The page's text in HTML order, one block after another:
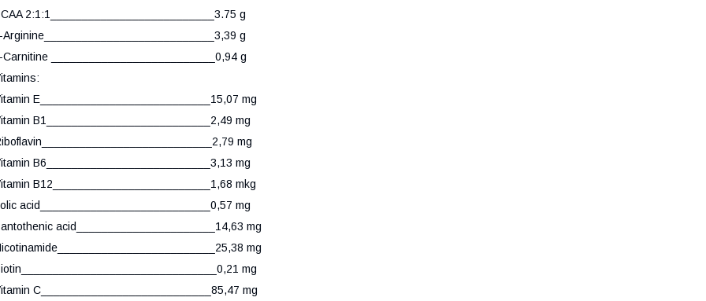
2:1:1__________________________3.75 g
Arginine___________________________3,39 g
Carnitine __________________________0,94 g
Е___________________________15,07 mg
В1__________________________2,49 mg
mg
В6__________________________3,13 mg
В12_________________________1,68 mkg
acid___________________________0,57 mg
acid______________________14,63 mg
mg
mg
С___________________________85,47 mg